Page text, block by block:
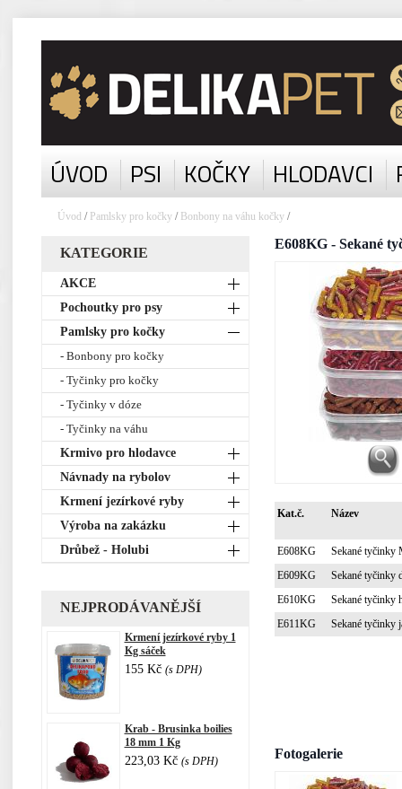
ÚVOD PSI KOČKY HLODAVCI
Úvod / Pamlsky pro kočky/ Bonbony na váhu kočky/
KATEGORIE
AKCE
Pochoutky pro psy
Pamlsky pro kočky
- Bonbony pro kočky
- Tyčinky pro kočky
- Tyčinky v dóze
- Tyčinky na váhu
Krmivo pro hlodavce
Návnady na rybolov
Krmení jezírkové ryby
Výroba na zakázku
Drůbež - Holubi
NEJPRODÁVANĚJŠÍ
Krmení jezírkové ryby 1
Kg sáček
155 Kč (s DPH)
Krab - Brusinka boilies
18 mm 1 Kg
223,03 Kč (s DPH)
E608KG - Sekané
Kat.č. Název
E608KG
Sekané
E609KG
Sekané tyčinky
E610KG
Sekané tyčinky
E611KG
Sekané tyčinky
Fotogalerie